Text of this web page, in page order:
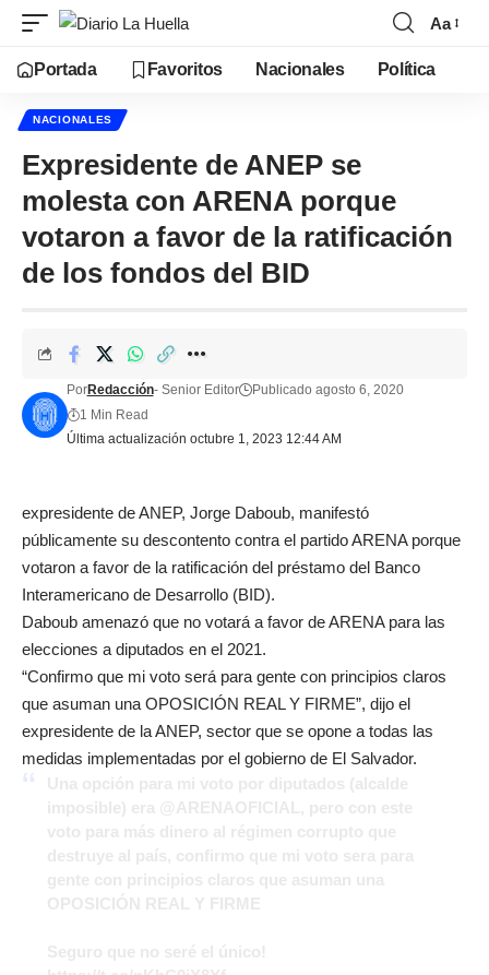
Aa
Portada Favoritos Nacionales Política
NACIONALES
Expresidente de ANEP se
molesta con ARENA porque
votaron a favor de la ratificación
de los fondos del BID
Última actualización octubre 1, 2023 12:44 AM
PorRedacción- Senior Editor
Publicado agosto 6, 2020
1 Min Read
expresidente de ANEP, Jorge Daboub, manifestó
públicamente su descontento contra el partido ARENA porque
votaron a favor de la ratificación del préstamo del Banco
Interamericano de Desarrollo (BID).
Daboub amenazó que no votará a favor de ARENA para las
elecciones a diputados en el 2021.
“Confirmo que mi voto será para gente con principios claros
que asuman una OPOSICIÓN REAL Y FIRME”, dijo el
expresidente de la ANEP, sector que se opone a todas las
medidas implementadas por el gobierno de El Salvador.